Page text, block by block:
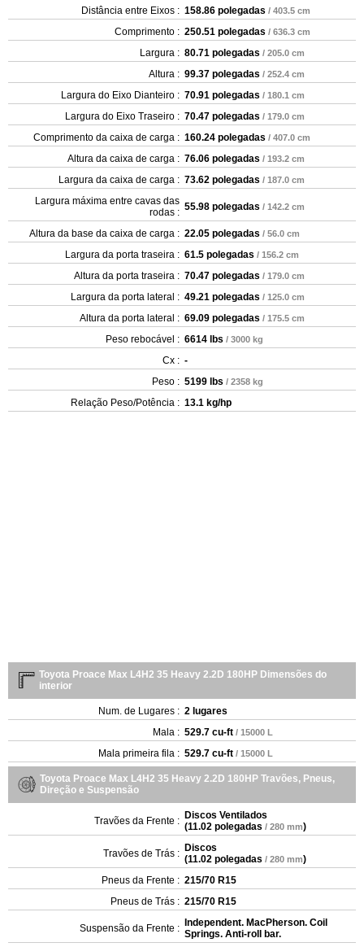
Distância entre Eixos : 158.86 polegadas / 403.5 cm
Comprimento : 250.51 polegadas / 636.3 cm
Largura : 80.71 polegadas / 205.0 cm
Altura : 99.37 polegadas / 252.4 cm
Largura do Eixo Dianteiro : 70.91 polegadas / 180.1 cm
Largura do Eixo Traseiro : 70.47 polegadas / 179.0 cm
Comprimento da caixa de carga : 160.24 polegadas / 407.0 cm
Altura da caixa de carga : 76.06 polegadas / 193.2 cm
Largura da caixa de carga : 73.62 polegadas / 187.0 cm
Largura máxima entre cavas das
rodas : 55.98 polegadas / 142.2 cm
Altura da base da caixa de carga : 22.05 polegadas / 56.0 cm
Largura da porta traseira : 61.5 polegadas / 156.2 cm
Altura da porta traseira : 70.47 polegadas / 179.0 cm
Largura da porta lateral : 49.21 polegadas / 125.0 cm
Altura da porta lateral : 69.09 polegadas / 175.5 cm
Peso rebocável : 6614 lbs / 3000 kg
Cx : -
Peso : 5199 lbs / 2358 kg
Relação Peso/Potência : 13.1 kg/hp
Toyota Proace Max L4H2 35 Heavy 2.2D 180HP Dimensões do
interior
Num. de Lugares : 2 lugares
Mala : 529.7 cu-ft / 15000 L
Mala primeira fila : 529.7 cu-ft / 15000 L
Toyota Proace Max L4H2 35 Heavy 2.2D 180HP Travões, Pneus,
Direção e Suspensão
Travões da Frente : Discos Ventilados
(11.02 polegadas / 280 mm)
Travões de Trás : Discos
(11.02 polegadas / 280 mm)
Pneus da Frente : 215/70 R15
Pneus de Trás : 215/70 R15
Suspensão da Frente :
Independent. MacPherson. Coil
Springs. Anti-roll bar.